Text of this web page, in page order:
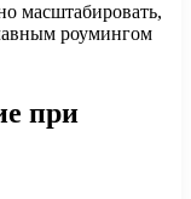
масштабировать,
роумингом
при